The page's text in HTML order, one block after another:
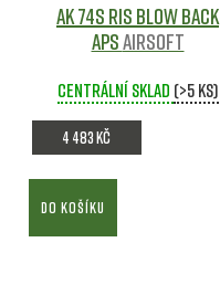
AK 74S RIS blow back
APSAirsoft
Centrální sklad (>5 ks)
4 483 Kč
DO KOŠÍKU